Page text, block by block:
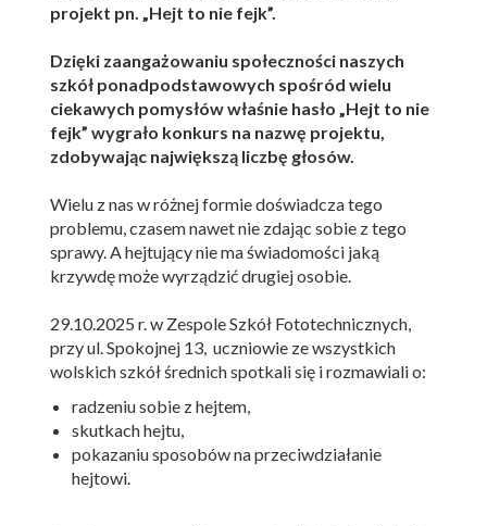
projekt pn. „Hejt to nie fejk”.
Dzięki zaangażowaniu społeczności naszych
szkół ponadpodstawowych spośród wielu
ciekawych pomysłów właśnie hasło „Hejt to nie
fejk” wygrało konkurs na nazwę projektu,
zdobywając największą liczbę głosów.
Wielu z nas w różnej formie doświadcza tego
problemu, czasem nawet nie zdając sobie z tego
sprawy. A hejtujący nie ma świadomości jaką
krzywdę może wyrządzić drugiej osobie.
29.10.2025 r. w Zespole Szkół Fototechnicznych,
przy ul. Spokojnej 13, uczniowie ze wszystkich
wolskich szkół średnich spotkali się i rozmawiali o:
radzeniu sobie z hejtem,
skutkach hejtu,
pokazaniu sposobów na przeciwdziałanie
hejtowi.